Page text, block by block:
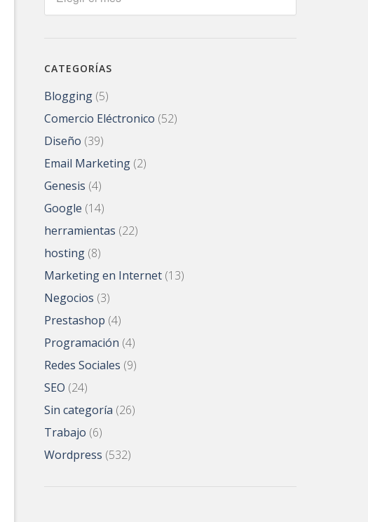
CATEGORÍAS
Blogging (5)
Comercio Eléctronico (52)
Diseño (39)
Email Marketing (2)
Genesis (4)
Google (14)
herramientas (22)
hosting (8)
Marketing en Internet (13)
Negocios (3)
Prestashop (4)
Programación (4)
Redes Sociales (9)
SEO (24)
Sin categoría (26)
Trabajo (6)
Wordpress (532)